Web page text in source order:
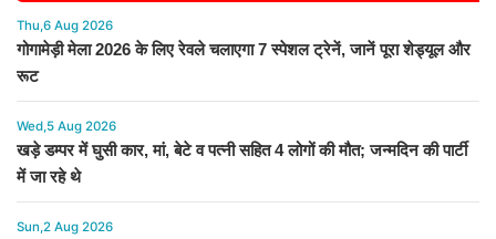
Thu,6 Aug 2026
गोगामेड़ी मेला 2026 के लिए रेवले चलाएगा 7 स्पेशल ट्रेनें, जानें पूरा शेड्यूल और
रूट
Wed,5 Aug 2026
खड़े डम्पर में घुसी कार, मां, बेटे व पत्नी सहित 4 लोगों की मौत; जन्मदिन की पार्टी
में जा रहे थे
Sun,2 Aug 2026